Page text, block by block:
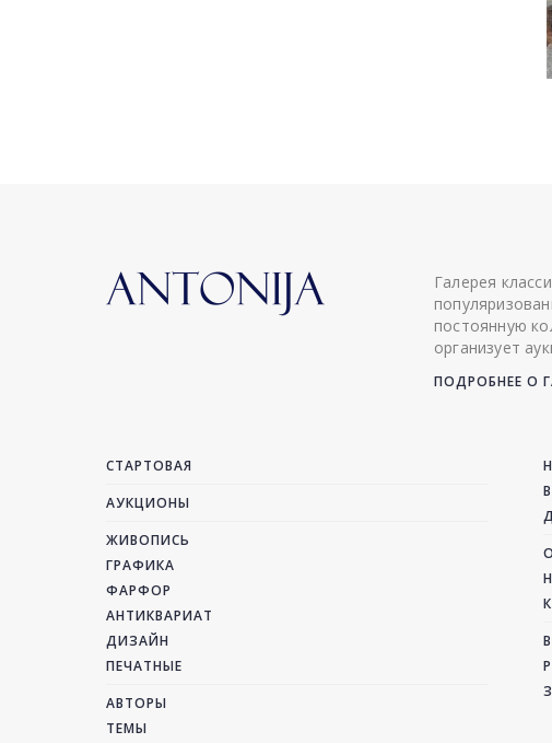
Галерея
постоянную
организует
ПОДРОБНЕЕ О
СТАРТОВАЯ
АУКЦИОНЫ
ЖИВОПИСЬ
ГРАФИКА
ФАРФОР
АНТИКВАРИАТ
ДИЗАЙН
ПЕЧАТНЫЕ
АВТОРЫ
ТЕМЫ